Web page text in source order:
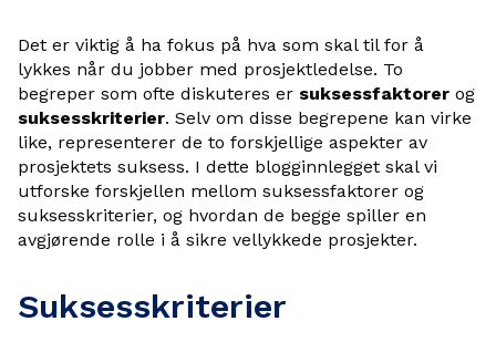
Det er viktig å ha fokus på hva som skal til for å
lykkes når du jobber med prosjektledelse. To
begreper som ofte diskuteres er suksessfaktorer og
suksesskriterier. Selv om disse begrepene kan virke
like, representerer de to forskjellige aspekter av
prosjektets suksess. I dette blogginnlegget skal vi
utforske forskjellen mellom suksessfaktorer og
suksesskriterier, og hvordan de begge spiller en
avgjørende rolle i å sikre vellykkede prosjekter.
Suksesskriterier